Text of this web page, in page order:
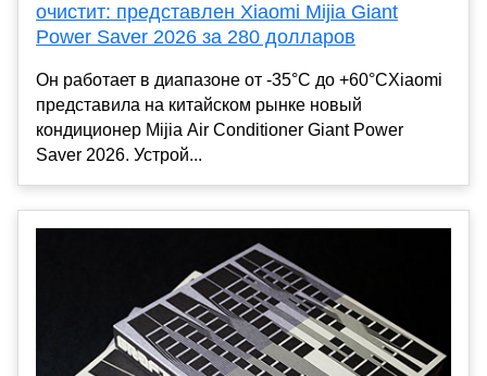
очистит: представлен Xiaomi Mijia Giant
Power Saver 2026 за 280 долларов
Он работает в диапазоне от -35°C до +60°CXiaomi
представила на китайском рынке новый
кондиционер Mijia Air Conditioner Giant Power
Saver 2026. Устрой...